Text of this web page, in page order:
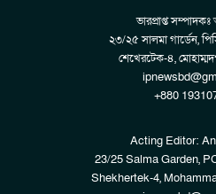
ভারপ্রাপ্ত সম্পাদকঃ
২৩/২৫ সালমা গার্ডেন,
শেখেরটেক-৪,
+880
Acting Editor:
23/25 Salma Garden,
Shekhertek-4,